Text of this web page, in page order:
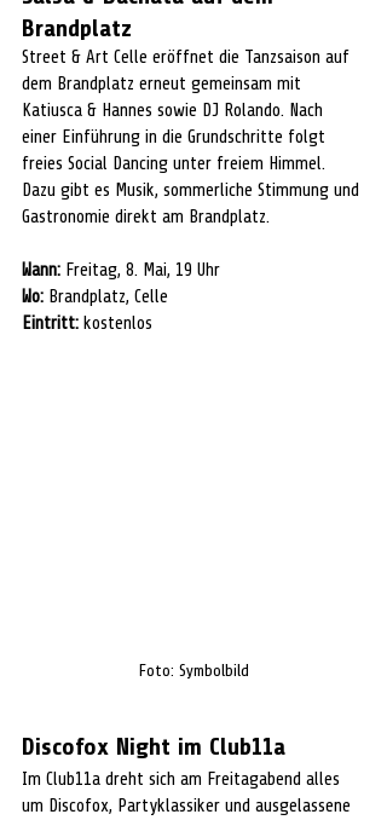
Brandplatz
Street & Art Celle eröffnet die Tanzsaison auf
dem Brandplatz erneut gemeinsam mit
Katiusca & Hannes sowie DJ Rolando. Nach
einer Einführung in die Grundschritte folgt
freies Social Dancing unter freiem Himmel.
Dazu gibt es Musik, sommerliche Stimmung und
Gastronomie direkt am Brandplatz.
Wann: Freitag, 8. Mai, 19 Uhr
Wo: Brandplatz, Celle
Eintritt: kostenlos
Foto: Symbolbild
Discofox Night im Club11a
Im Club11a dreht sich am Freitagabend alles
um Discofox, Partyklassiker und ausgelassene